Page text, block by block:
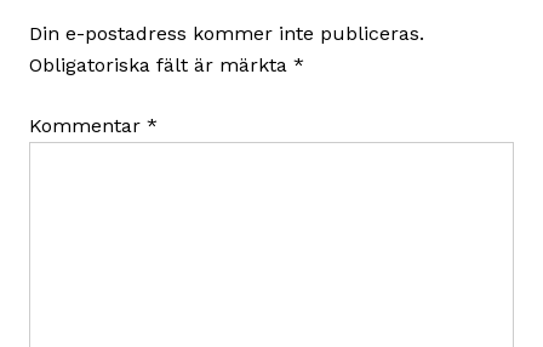
Din e-postadress kommer inte publiceras.
Obligatoriska fält är märkta *
Kommentar *